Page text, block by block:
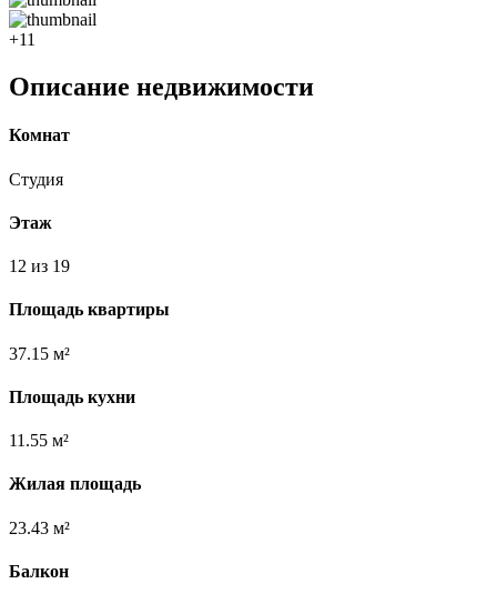
+11
Описание недвижимости
Комнат
Студия
Этаж
12 из 19
Площадь квартиры
37.15 м²
Площадь кухни
11.55 м²
Жилая площадь
23.43 м²
Балкон